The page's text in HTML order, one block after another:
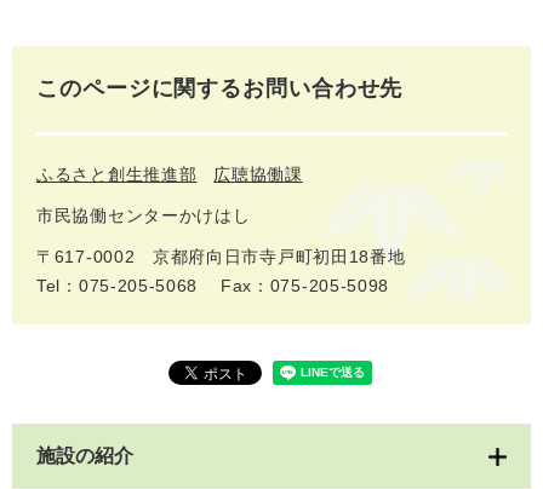
このページに関するお問い合わせ先
ふるさと創生推進部 広聴協働課
市民協働センターかけはし
〒617-0002 京都府向日市寺戸町初田18番地
Tel：075-205-5068
Fax：075-205-5098
施設の紹介